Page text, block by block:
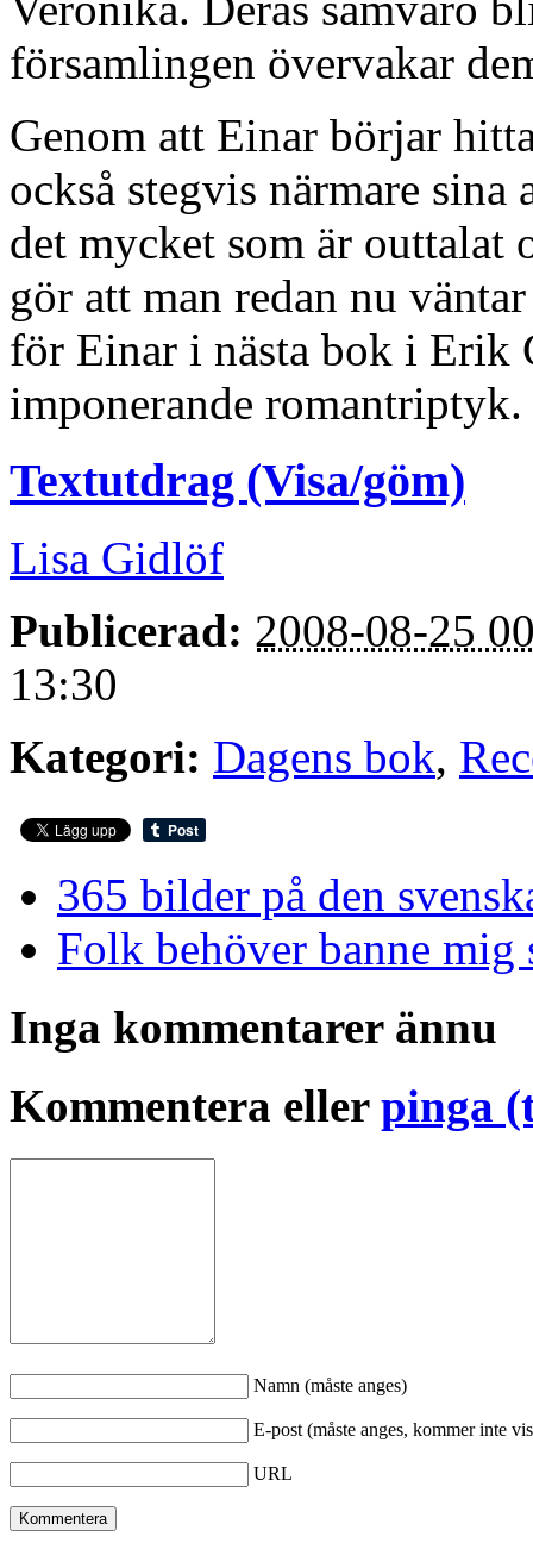
församlingen övervakar
Genom att Einar börjar
också stegvis närmare
det mycket som är outtalat
gör att man redan nu
för Einar i nästa bok i Erik
imponerande romantriptyk.
Textutdrag (Visa/göm)
Lisa Gidlöf
Publicerad: 2008-08-25
13:30
Kategori: Dagens bok,
365 bilder på den
Folk behöver banne mig
Inga kommentarer ännu
Kommentera eller pinga
Namn (måste anges)
E-post (måste anges, kommer inte
URL